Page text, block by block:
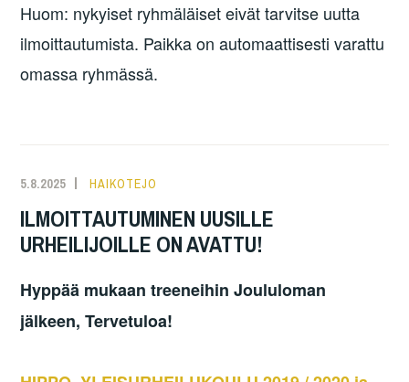
Huom: nykyiset ryhmäläiset eivät tarvitse uutta
ilmoittautumista. Paikka on automaattisesti varattu
omassa ryhmässä.
5.8.2025 HAIKOTEJO
ILMOITTAUTUMINEN UUSILLE
URHEILIJOILLE ON AVATTU!
Hyppää mukaan treeneihin Joululoman
jälkeen, Tervetuloa!